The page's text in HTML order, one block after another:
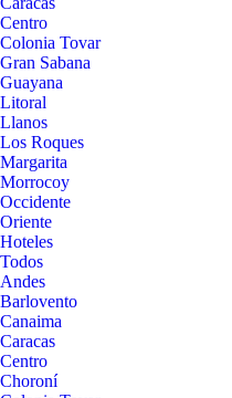
Centro
Colonia Tovar
Gran Sabana
Guayana
Litoral
Llanos
Los Roques
Margarita
Morrocoy
Occidente
Oriente
Hoteles
Todos
Andes
Barlovento
Canaima
Caracas
Centro
Choroní